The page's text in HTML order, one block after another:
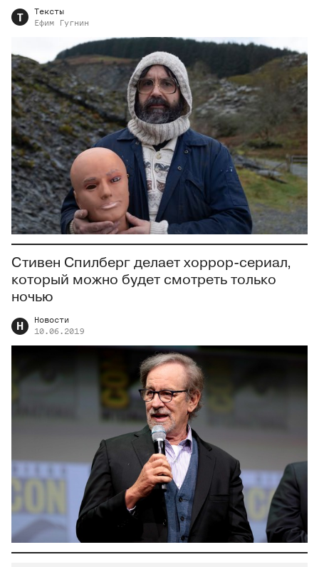
Т
Тексты
Ефим
Гугнин
Стивен Спилберг делает хоррор-сериал,
который можно будет смотреть только
ночью
Н
Новости
10.06.2019